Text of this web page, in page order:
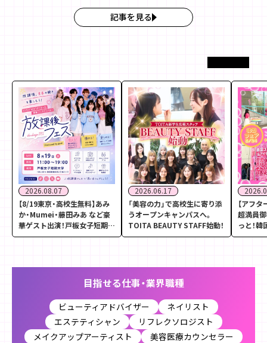
記事を見る
2026.08.07
【8/19東京・高校生無料】あみ
か・Mumei・藤田みあ など豪
華ゲスト出演！戸板女子短期大
学「放課後フェス2026」
2026.06.17
「美容の力」で高校生に寄り添
うオープンキャンパスへ。
TOITA BEAUTY STAFF始動！
【アフ
超満員御
っと！
ャンパス
目指せる仕事・業界職種
ビューティアドバイザー
ネイリスト
エステティシャン
リフレクソロジスト
メイクアップアーティスト
美容医療カウンセラー